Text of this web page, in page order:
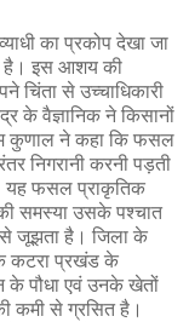
का प्रकोप देखा जा
है। इस आशय की
चिंता से उच्चाधिकारी
के वैज्ञानिक ने किसानों
कुणाल ने कहा कि फसल
निगरानी करनी पड़ती
यह फसल प्राकृतिक
समस्या उसके पश्चात
से जूझता है। जिला के
के कटरा प्रखंड के
के पौधा एवं उनके खेतों
कमी से ग्रसित है।